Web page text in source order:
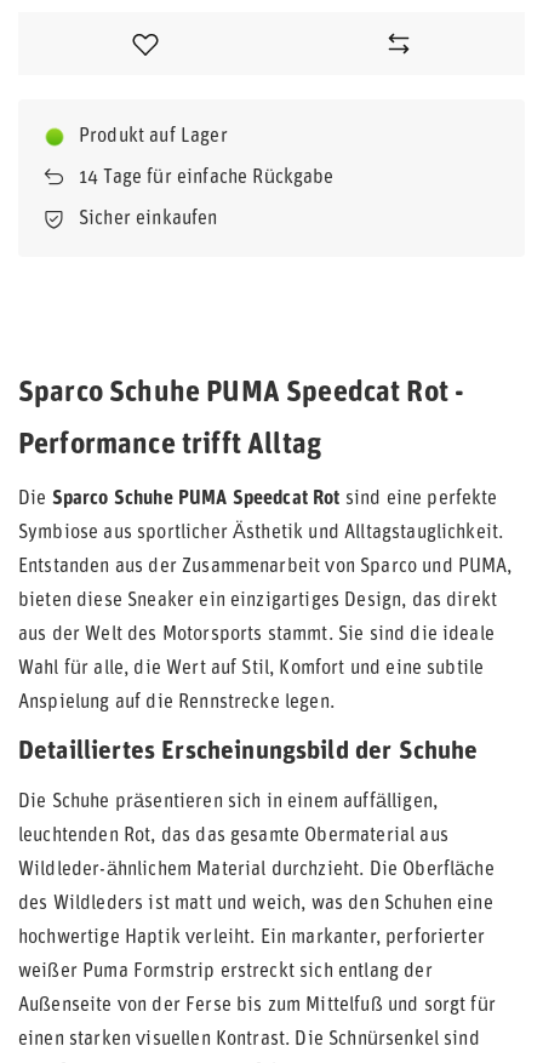
Produkt auf Lager
14 Tage für einfache Rückgabe
Sicher einkaufen
Sparco Schuhe PUMA Speedcat Rot -
Performance trifft Alltag
Die Sparco Schuhe PUMA Speedcat Rot sind eine perfekte
Symbiose aus sportlicher Ästhetik und Alltagstauglichkeit.
Entstanden aus der Zusammenarbeit von Sparco und PUMA,
bieten diese Sneaker ein einzigartiges Design, das direkt
aus der Welt des Motorsports stammt. Sie sind die ideale
Wahl für alle, die Wert auf Stil, Komfort und eine subtile
Anspielung auf die Rennstrecke legen.
Detailliertes Erscheinungsbild der Schuhe
Die Schuhe präsentieren sich in einem auffälligen,
leuchtenden Rot, das das gesamte Obermaterial aus
Wildleder-ähnlichem Material durchzieht. Die Oberfläche
des Wildleders ist matt und weich, was den Schuhen eine
hochwertige Haptik verleiht. Ein markanter, perforierter
weißer Puma Formstrip erstreckt sich entlang der
Außenseite von der Ferse bis zum Mittelfuß und sorgt für
einen starken visuellen Kontrast. Die Schnürsenkel sind